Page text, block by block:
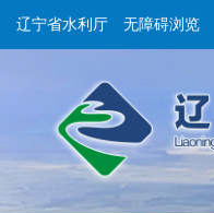
辽宁省水利厅 无障碍浏览